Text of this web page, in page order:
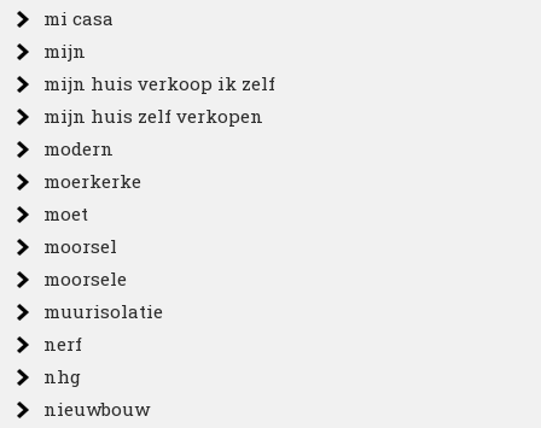
mi casa
mijn
mijn huis verkoop ik zelf
mijn huis zelf verkopen
modern
moerkerke
moet
moorsel
moorsele
muurisolatie
nerf
nhg
nieuwbouw